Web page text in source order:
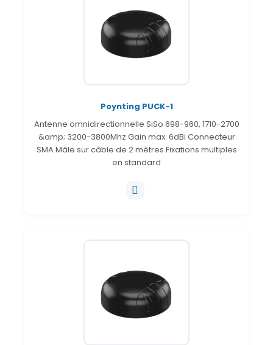
Poynting PUCK-1
Antenne omnidirectionnelle SiSo 698-960, 1710-2700
&amp; 3200-3800Mhz Gain max. 6dBi Connecteur
SMA Mâle sur câble de 2 mètres Fixations multiples
en standard